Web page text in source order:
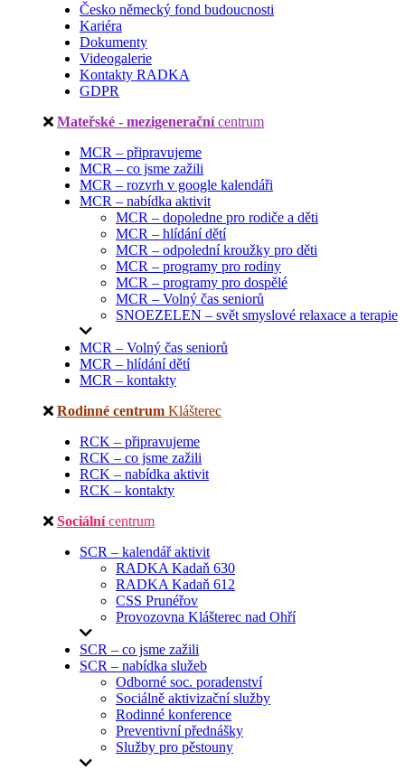
Česko německý fond budoucnosti
Kariéra
Dokumenty
Videogalerie
Kontakty RADKA
GDPR
Mateřské - mezigenerační centrum
MCR – připravujeme
MCR – co jsme zažili
MCR – rozvrh v google kalendáři
MCR – nabídka aktivit
MCR – dopoledne pro rodiče a děti
MCR – hlídání dětí
MCR – odpolední kroužky pro děti
MCR – programy pro rodiny
MCR – programy pro dospělé
MCR – Volný čas seniorů
SNOEZELEN – svět smyslové relaxace a terapie
MCR – Volný čas seniorů
MCR – hlídání dětí
MCR – kontakty
Rodinné centrum Klášterec
RCK – připravujeme
RCK – co jsme zažili
RCK – nabídka aktivit
RCK – kontakty
Sociální centrum
SCR – kalendář aktivit
RADKA Kadaň 630
RADKA Kadaň 612
CSS Prunéřov
Provozovna Klášterec nad Ohří
SCR – co jsme zažili
SCR – nabídka služeb
Odborné soc. poradenství
Sociálně aktivizační služby
Rodinné konference
Preventivní přednášky
Služby pro pěstouny